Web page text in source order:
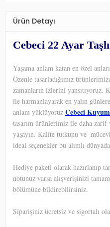
Ürün Detayı
Cebeci 22 Ayar
Yaşama anlam katan en özel
Özenle tasarladığımız
zamanların izlerini yansıtıyoruz.
ile harmanlayarak en yalın
anlam yüklüyoruz.Cebeci
tasarım ürünlerimiz ile daha zarif
yaşayın. Kalite tutkunu ve
ideal seçenekler bu alımlı
Hediye paketi olarak hazırlanıp
notunuz varsa alışverişinizi
bölümüne bildirebilirsiniz.
Siparişiniz ücretsiz ve sigortalı